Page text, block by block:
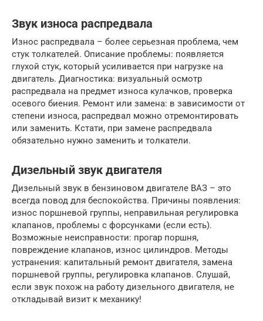
Звук износа распредвала
Износ распредвала – более серьезная проблема, чем
стук толкателей. Описание проблемы: появляется
глухой стук, который усиливается при нагрузке на
двигатель. Диагностика: визуальный осмотр
распредвала на предмет износа кулачков, проверка
осевого биения. Ремонт или замена: в зависимости от
степени износа, распредвал можно отремонтировать
или заменить. Кстати, при замене распредвала
обязательно нужно заменить и толкатели.
Дизельный звук двигателя
Дизельный звук в бензиновом двигателе ВАЗ – это
всегда повод для беспокойства. Причины появления:
износ поршневой группы, неправильная регулировка
клапанов, проблемы с форсунками (если есть).
Возможные неисправности: прогар поршня,
повреждение клапанов, износ цилиндров. Методы
устранения: капитальный ремонт двигателя, замена
поршневой группы, регулировка клапанов. Слушай,
если звук похож на работу дизельного двигателя, не
откладывай визит к механику!